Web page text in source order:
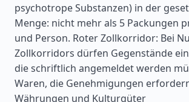
psychotrope Substanzen) in der
Menge: nicht mehr als 5 Packungen
und Person. Roter Zollkorridor: Bei
Zollkorridors dürfen Gegenstände
die schriftlich angemeldet werden
Waren, die Genehmigungen
Währungen und Kulturgüter